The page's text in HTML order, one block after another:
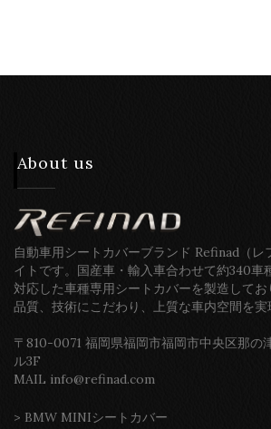
About us
自動車用シートカバーブランド Refinad（レ
イトです。国産車・輸入車合わせて約340車
対応した車種専用シートカバーを製造してお
品質、技術にこだわり、上質な車内空間を実
〒810-0071 福岡県福岡市福岡市中央区那の
ル3F
MAIL info@refinad.com
> BMW MINIシートカバー